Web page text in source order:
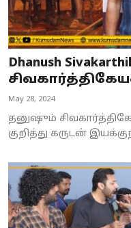
Dhanush
May 28, 2024
தனுஷும்
குறித்து கருடன்